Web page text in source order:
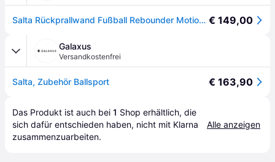
Salta Rückprallwand Fußball Rebounder Motion 124 cm x 124 cm - Schwarz € 149,00
Galaxus
Versandkostenfrei
Salta, Zubehör Ballsport € 163,90
Das Produkt ist auch bei 1 Shop erhältlich, die
sich dafür entschieden haben, nicht mit Klarna
zusammenzuarbeiten.
Alle anzeigen